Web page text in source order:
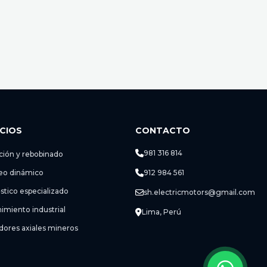
y rebobinado
dinámico
especializado
industrial
axiales mineros
CONTACTO
981 316 814
912 984 561
sh.electricmotors@gmail.com
Lima, Perú